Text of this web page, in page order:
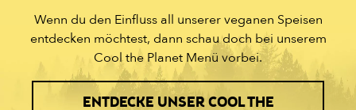
Wenn du den Einfluss all unserer veganen Speisen
entdecken möchtest, dann schau doch bei unserem
Cool the Planet Menü vorbei.
ENTDECKE UNSER COOL THE